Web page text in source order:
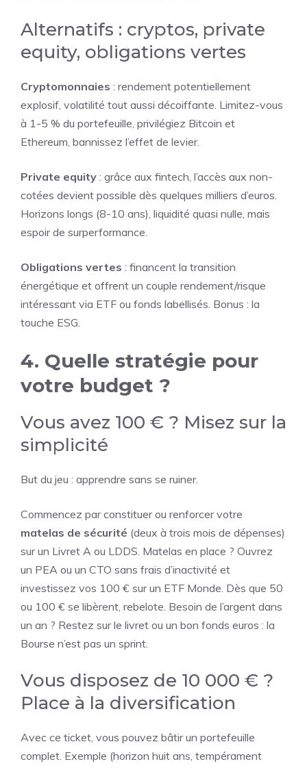
Alternatifs : cryptos, private
equity, obligations vertes
Cryptomonnaies : rendement potentiellement
explosif, volatilité tout aussi décoiffante. Limitez-vous
à 1-5 % du portefeuille, privilégiez Bitcoin et
Ethereum, bannissez l’effet de levier.
Private equity : grâce aux fintech, l’accès aux non-
cotées devient possible dès quelques milliers d’euros.
Horizons longs (8-10 ans), liquidité quasi nulle, mais
espoir de surperformance.
Obligations vertes : financent la transition
énergétique et offrent un couple rendement/risque
intéressant via ETF ou fonds labellisés. Bonus : la
touche ESG.
4. Quelle stratégie pour
votre budget ?
Vous avez 100 € ? Misez sur la
simplicité
But du jeu : apprendre sans se ruiner.
Commencez par constituer ou renforcer votre
matelas de sécurité (deux à trois mois de dépenses)
sur un Livret A ou LDDS. Matelas en place ? Ouvrez
un PEA ou un CTO sans frais d’inactivité et
investissez vos 100 € sur un ETF Monde. Dès que 50
ou 100 € se libèrent, rebelote. Besoin de l’argent dans
un an ? Restez sur le livret ou un bon fonds euros : la
Bourse n’est pas un sprint.
Vous disposez de 10 000 € ?
Place à la diversification
Avec ce ticket, vous pouvez bâtir un portefeuille
complet. Exemple (horizon huit ans, tempérament